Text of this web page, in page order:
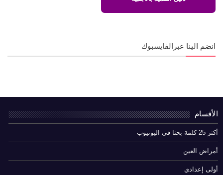
انضم الينا عبرالفايسبوك
الأقسام
أكثر 25 كلمة بحثا في اليوتيوب
أمراض العين
أولى إعدادي